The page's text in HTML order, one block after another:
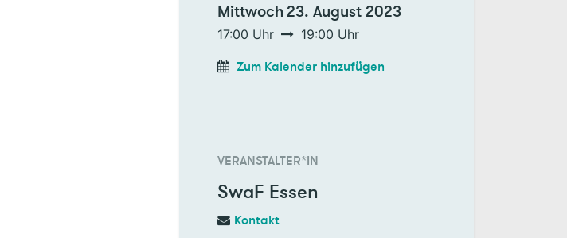
Mittwoch 23. August 2023
17:00 Uhr 19:00 Uhr
Zum Kalender hinzufügen
VERANSTALTER*IN
SwaF Essen
Kontakt